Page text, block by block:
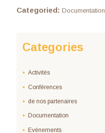
Categoried: Documentation
Categories
Activités
Conférences
de nos partenaires
Documentation
Evénements